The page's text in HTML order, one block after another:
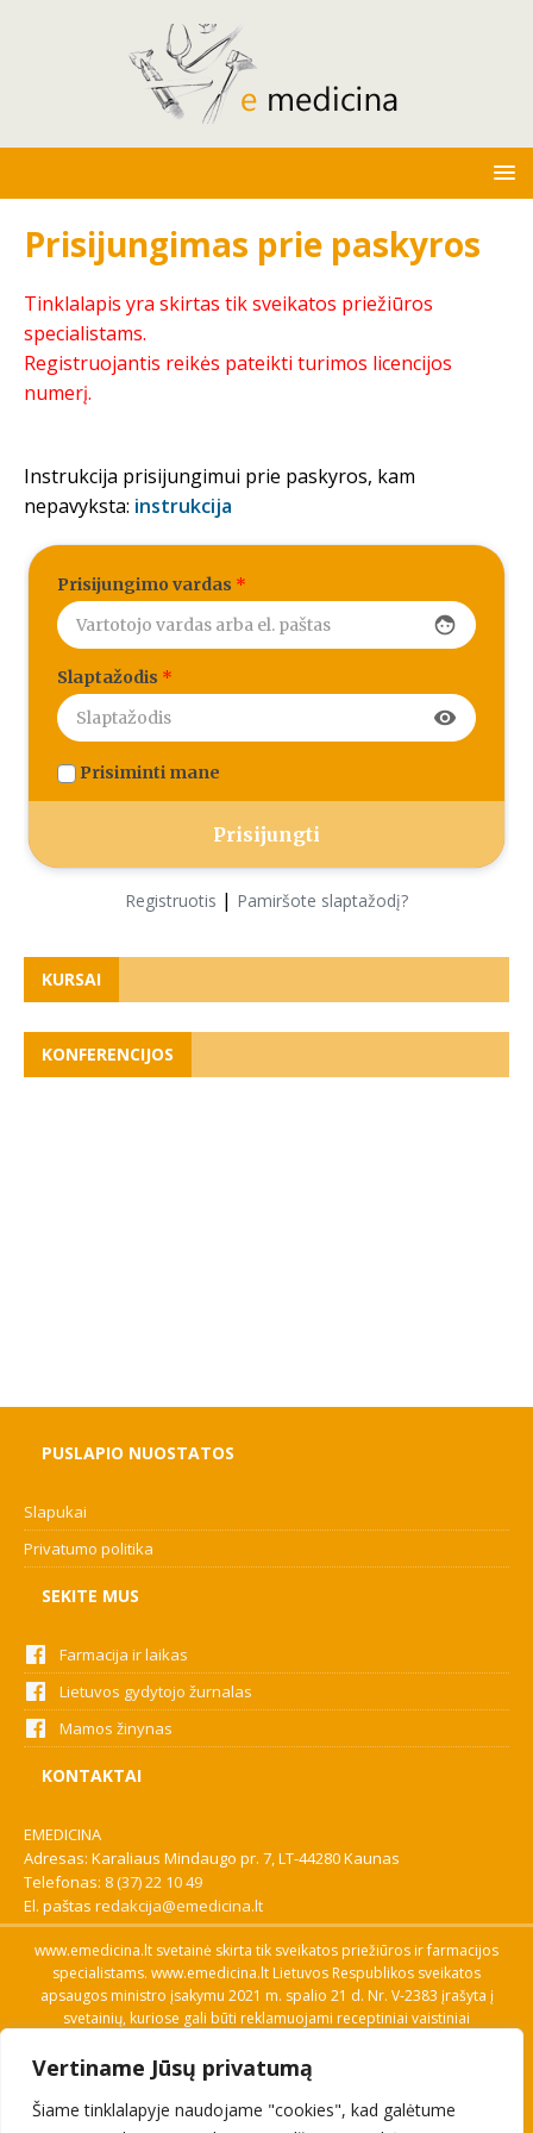
Vertiname Jūsų privatumą
Šiame tinklalapyje naudojame "cookies", kad galėtume
Prisijungimas prie paskyros
Tinklalapis yra skirtas tik sveikatos priežiūros
specialistams.
Registruojantis reikės pateikti turimos licencijos
numerį.
Instrukcija prisijungimui prie paskyros, kam
nepavyksta: instrukcija
Prisijungimo vardas *
face
Slaptažodis *
visibility
Prisiminti mane
Registruotis | Pamiršote slaptažodį?
KURSAI
KONFERENCIJOS
PUSLAPIO NUOSTATOS
Slapukai
Privatumo politika
SEKITE MUS
Farmacija ir laikas
Lietuvos gydytojo žurnalas
Mamos žinynas
KONTAKTAI
EMEDICINA
Adresas: Karaliaus Mindaugo pr. 7, LT-44280 Kaunas
Telefonas: 8 (37) 22 10 49
El. paštas redakcija@emedicina.lt
www.emedicina.lt svetainė skirta tik sveikatos priežiūros ir farmacijos
specialistams. www.emedicina.lt Lietuvos Respublikos sveikatos
apsaugos ministro įsakymu 2021 m. spalio 21 d. Nr. V-2383 įrašyta į
svetainių, kuriose gali būti reklamuojami receptiniai vaistiniai
savo profesinę kvalifikaciją. Naudingos nuorodos: Vaistų ir medicinos
pagalbos priemonių kainų paieška, VVKT tinklalapis, Sveikatos
priežiūros ar farmacijos specialisto pranešimo apie įtariamą